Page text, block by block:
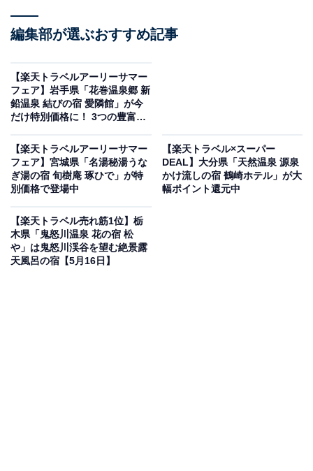
洲本温泉 ホテルニューアワジ ＜淡路島＞（画像出典：楽天トラベル）
「淡路島の300～101室のホテル・旅館」で1位を獲得し
ているのは、「洲本温泉 ホテルニューアワジ ＜淡路島
＞」です。
編集部が選ぶおすすめ記事
【楽天トラベルアーリーサマー
フェア】岩手県「花巻温泉郷 新
鉛温泉 結びの宿 愛隣館」が今
だけ特別価格に！ 3つの豊富な
月17日】
【楽天トラベルアーリーサマー
フェア】宮城県「名湯秘湯うな
ぎ湯の宿 旬樹庵 琢ひで」が特
別価格で登場中
【楽天トラベル×スーパー
DEAL】大分県「天然温泉 源泉
かけ流しの宿 鶴崎ホテル」が大
幅ポイント還元中
【楽天トラベル売れ筋1位】栃
木県「鬼怒川温泉 花の宿 松
や」は鬼怒川渓谷を望む絶景露
天風呂の宿【5月16日】